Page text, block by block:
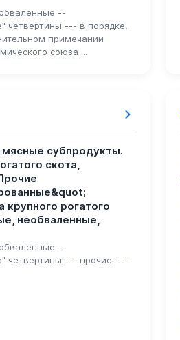
--
четвертины --- в порядке,
примечании
союза ...
субпродукты.
скота,
крупного рогатого
необваленные,
--
четвертины --- прочие ----